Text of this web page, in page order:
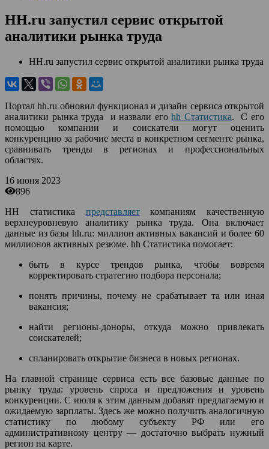
HH.ru запустил сервис открытой
аналитики рынка труда
HH.ru запустил сервис открытой аналитики рынка труда
Портал hh.ru обновил функционал и дизайн сервиса открытой
аналитики рынка труда и назвали егоhh Статистика. С его
помощью компании и соискатели могут оценить
конкуренцию за рабочие места в конкретном сегменте рынка,
сравнивать тренды в регионах и профессиональных
областях.
16 июня 2023
896
HH статистика представляет
компаниям качественную
верхнеуровневую аналитику рынка труда. Она включает
данные из базы hh.ru: миллион активных вакансий и более 60
миллионов активных резюме. hh Статистика помогает:
быть в курсе трендов рынка, чтобы вовремя
корректировать стратегию подбора персонала;
понять причины, почему не срабатывает та или иная
вакансия;
найти регионы-доноры, откуда можно привлекать
соискателей;
спланировать открытие бизнеса в новых регионах.
На главной странице сервиса есть все базовые данные по
рынку труда: уровень спроса и предложения и уровень
конкуренции. С июля к этим данным добавят предлагаемую и
ожидаемую зарплаты. Здесь же можно получить аналогичную
статистику по любому субъекту РФ или его
административному центру — достаточно выбрать нужный
регион на карте.